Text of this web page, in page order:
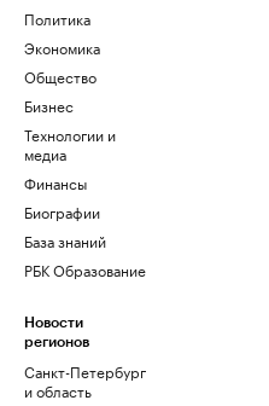
Политика
Экономика
Общество
Бизнес
Технологии и
медиа
Финансы
Биографии
База знаний
РБК Образование
Новости
регионов
Санкт-Петербург
и область